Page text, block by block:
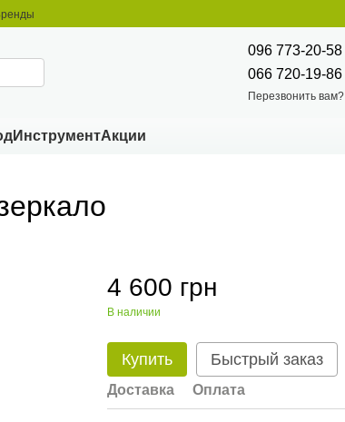
096 773-20-58
066 720-19-86
Перезвонить вам?
ИнструментАкции
4 600 грн
В наличии
Купить Быстрый заказ
Доставка Оплата